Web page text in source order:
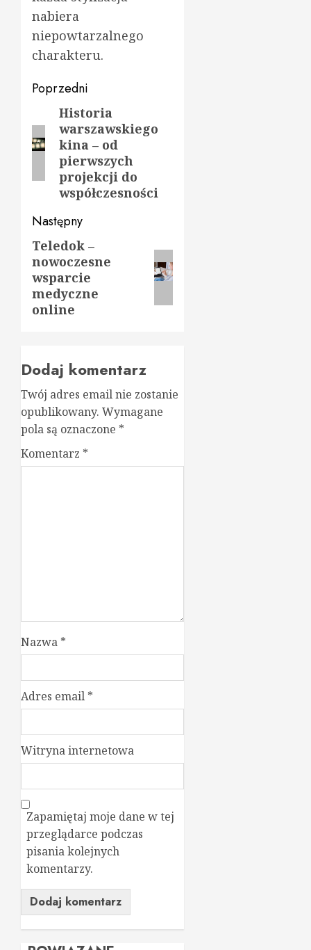
nabiera
niepowtarzalnego
charakteru.
Zobacz
wpisy
Poprzedni
Poprzedni
wpis:
Historia
warszawskiego
kina – od
pierwszych
projekcji do
współczesności
Następny
Następny
wpis:
Teledok –
nowoczesne
wsparcie
medyczne
online
Dodaj komentarz
Twój adres email nie zostanie
opublikowany. Wymagane
pola są oznaczone *
Komentarz *
Nazwa *
Adres email *
Witryna internetowa
Zapamiętaj moje dane w tej
przeglądarce podczas
pisania kolejnych
komentarzy.